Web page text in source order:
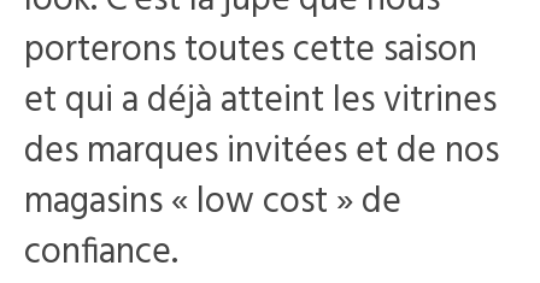
porterons toutes cette saison
et qui a déjà atteint les vitrines
des marques invitées et de nos
magasins « low cost » de
confiance.